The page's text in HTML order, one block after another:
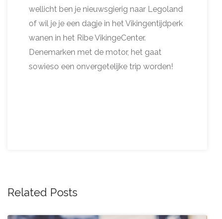
wellicht ben je nieuwsgierig naar Legoland
of wil je je een dagje in het Vikingentijdperk
wanen in het Ribe VikingeCenter.
Denemarken met de motor, het gaat
sowieso een onvergetelijke trip worden!
Related Posts